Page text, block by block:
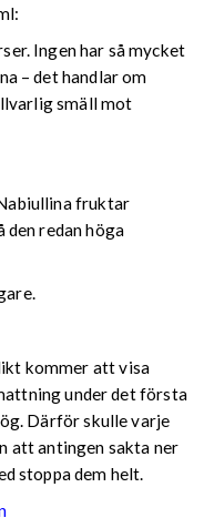
Ingen har så mycket
– det handlar om
smäll mot
fruktar
redan höga
kommer att visa
under det första
Därför skulle varje
att antingen sakta ner
stoppa dem helt.